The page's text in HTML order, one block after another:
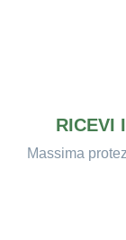
RICEVI
Massima